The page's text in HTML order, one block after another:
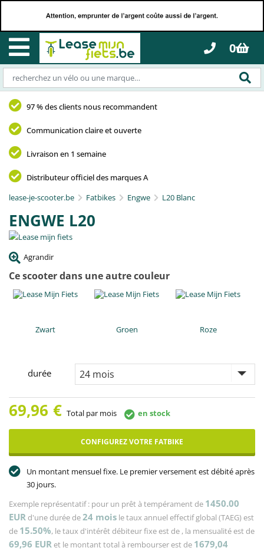
0
97 % des clients nous recommandent
Communication claire et ouverte
Livraison en 1 semaine
Distributeur officiel des marques A
lease-je-scooter.be
Fatbikes Engwe L20 Blanc
ENGWE L20
Agrandir
Ce scooter dans une autre couleur
Zwart Groen Roze
durée
69,96 € Total par mois en stock
CONFIGUREZ VOTRE FATBIKE
Un montant mensuel fixe. Le premier versement est débité après
30 jours.
Exemple représentatif : pour un prêt à tempérament de 1450.00
EURd'une durée de24 mois le taux annuel effectif global (TAEG) est
de 15.50%, le taux d'intérêt débiteur fixe est de , la mensualité est de
69,96 EURet le montant total à rembourser est de 1679,04